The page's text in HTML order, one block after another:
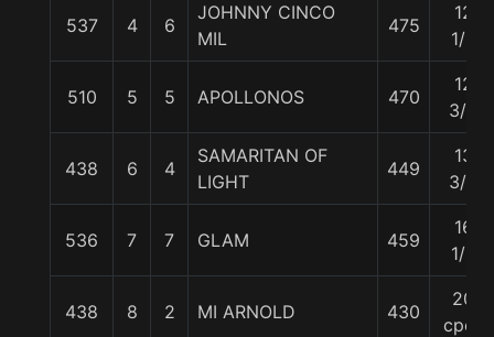
537 4 6
JOHNNY CINCO
MIL
475
12
1/2
510 5 5 APOLLONOS 470
12
3/4
438 6 4
SAMARITAN OF
LIGHT
449
13
3/4
536 7 7 GLAM 459
16
1/2
438 8 2 MI ARNOLD 430
20
cpos